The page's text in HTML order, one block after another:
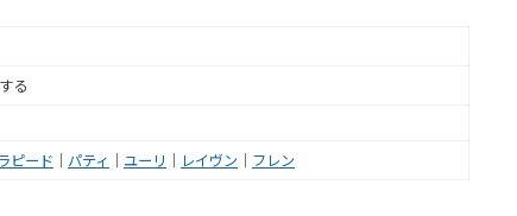
る
ピード パティ ユーリ レイヴン フレン